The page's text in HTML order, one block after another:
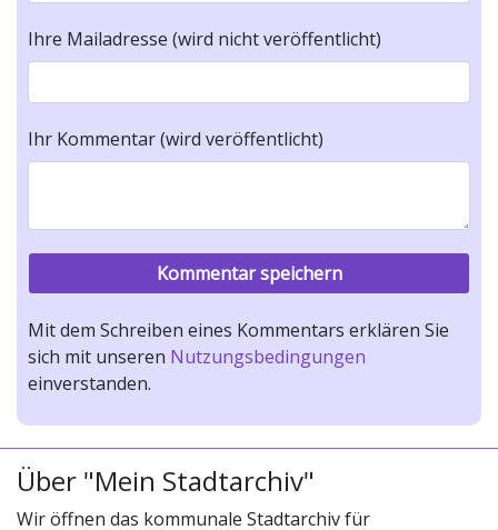
Ihre Mailadresse (wird nicht veröffentlicht)
Ihr Kommentar (wird veröffentlicht)
Mit dem Schreiben eines Kommentars erklären Sie
sich mit unseren Nutzungsbedingungen
einverstanden.
Über "Mein Stadtarchiv"
Wir öffnen das kommunale Stadtarchiv für